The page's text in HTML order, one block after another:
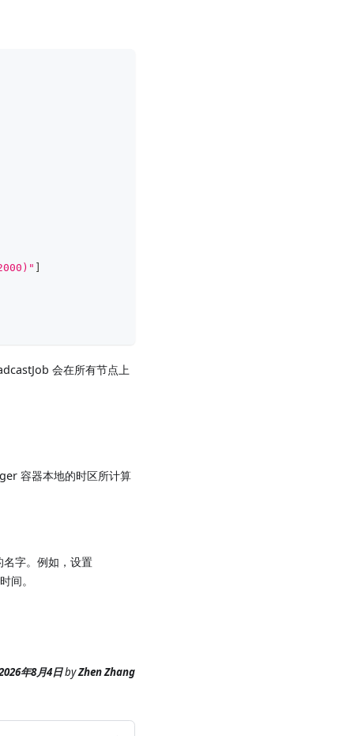
会在所有节点上
容器本地的时区所计算
字。例如，设置
间。
年8月4日byZhen Zhang